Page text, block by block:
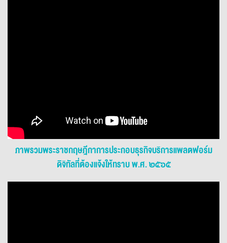
ภาพรวมพระราชกฤษฎีกาการประกอบธุรกิจบริการแพลตฟอร์ม
ดิจิทัลที่ต้องแจ้งให้ทราบ พ.ศ. ๒๕๖๕